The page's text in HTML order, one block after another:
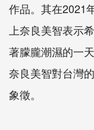
作品。其在2021
上奈良美智表示
著朦朧潮濕的一
奈良美智對台灣
象徵。